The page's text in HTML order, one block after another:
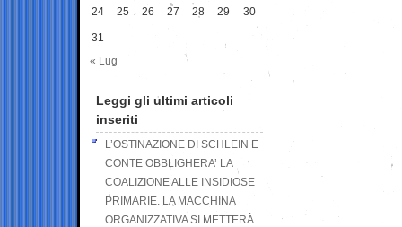
24 25 26 27 28 29 30
31
« Lug
Leggi gli ultimi articoli
inseriti
L’OSTINAZIONE DI SCHLEIN E
CONTE OBBLIGHERA’ LA
COALIZIONE ALLE INSIDIOSE
PRIMARIE. LA MACCHINA
ORGANIZZATIVA SI METTERÀ